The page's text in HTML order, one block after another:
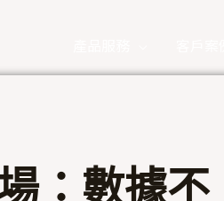
：數據不